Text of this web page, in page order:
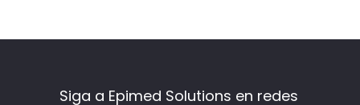
Siga a Epimed Solutions en redes